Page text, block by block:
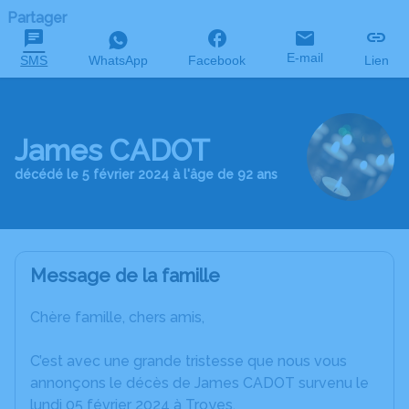
Partager
SMS WhatsApp Facebook E-mail Lien
James CADOT
décédé le 5 février 2024 à l'âge de 92 ans
Message de la famille
Chère famille, chers amis,
C’est avec une grande tristesse que nous vous
annonçons le décès de James CADOT survenu le
lundi 05 février 2024 à Troyes.